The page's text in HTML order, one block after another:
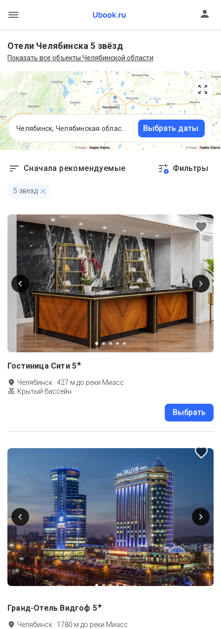
Отели Челябинска 5 звёзд
Показать все объекты Челябинской области
Выбрать даты
Сначала рекомендуемые 1 Фильтры
5 звезд
Гостиница Сити 5★
Челябинск ·427 м до реки Миасс
Крытый бассейн
Выбрать
Гранд-Отель Видгоф 5★
Челябинск · 1780 м до реки Миасс